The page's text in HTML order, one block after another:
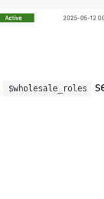
$wholesale_roles